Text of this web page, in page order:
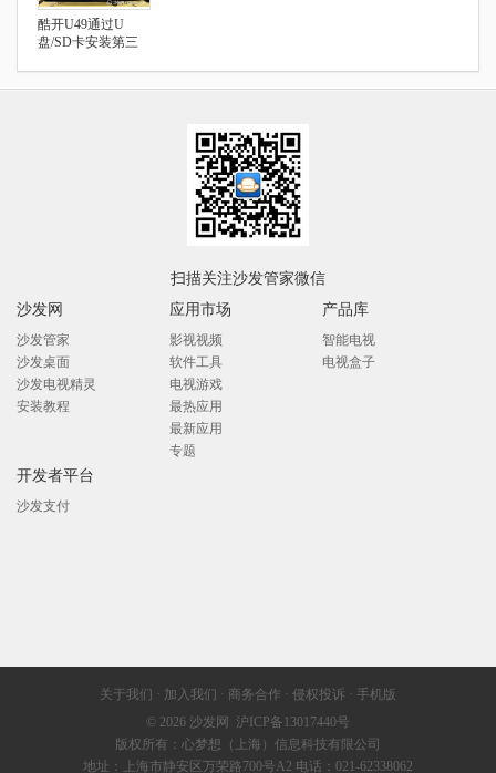
酷开U49通过U
盘/SD卡安装第三
扫描关注沙发管家微信
沙发网
沙发管家
沙发桌面
沙发电视精灵
安装教程
应用市场
影视视频
软件工具
电视游戏
最热应用
最新应用
专题
产品库
智能电视
电视盒子
开发者平台
沙发支付
关于我们 · 加入我们 · 商务合作 · 侵权投诉 · 手机版
© 2026 沙发网 沪ICP备13017440号
版权所有：心梦想（上海）信息科技有限公司
地址：上海市静安区万荣路700号A2 电话：021-62338062